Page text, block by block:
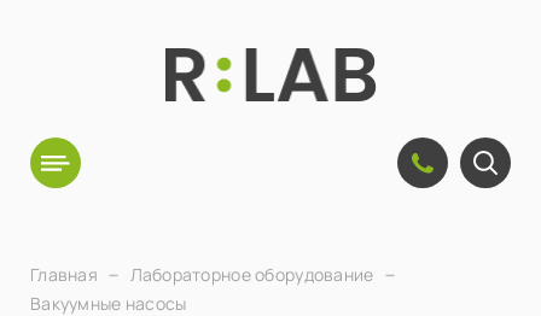
Главная
Лабораторное оборудование
Вакуумные насосы